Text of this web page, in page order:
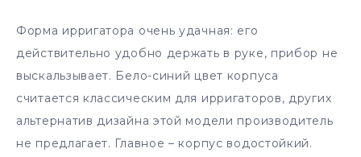
Форма ирригатора очень удачная: его
действительно удобно держать в руке, прибор не
выскальзывает. Бело-синий цвет корпуса
считается классическим для ирригаторов, других
альтернатив дизайна этой модели производитель
не предлагает. Главное – корпус водостойкий.